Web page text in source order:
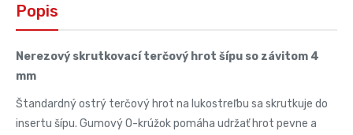
Popis
Nerezový skrutkovací terčový hrot šípu so závitom 4
mm
Štandardný ostrý terčový hrot na lukostreľbu sa skrutkuje do
insertu šípu. Gumový O-krúžok pomáha udržať hrot pevne a